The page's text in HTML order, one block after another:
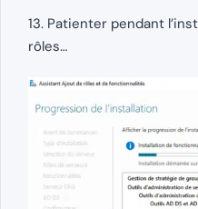
13. Patienter pendant
rôles…